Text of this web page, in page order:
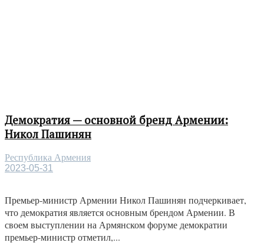
Демократия — основной бренд Армении:
Никол Пашинян
Республика Армения
2023-05-31
Премьер-министр Армении Никол Пашинян подчеркивает,
что демократия является основным брендом Армении. В
своем выступлении на Армянском форуме демократии
премьер-министр отметил,...